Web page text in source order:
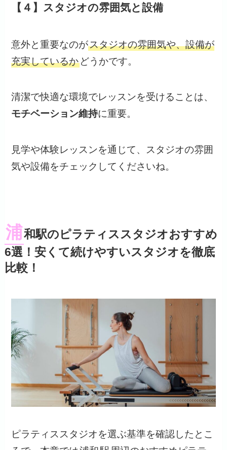
【４】スタジオの雰囲気と設備
意外と重要なのがスタジオの雰囲気や、設備が
充実しているか どうかです。
清潔で快適な環境でレッスンを受けることは、
モチベーション維持に重要。
見学や体験レッスンを通じて、スタジオの雰囲
気や設備をチェックしてくださいね。
浦和駅のピラティススタジオおすすめ
6選！安くて続けやすいスタジオを徹底
比較！
ピラティススタジオを選ぶ基準を確認したとこ